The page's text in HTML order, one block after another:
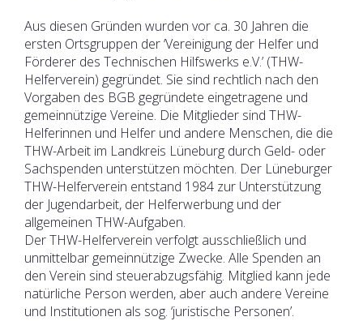
Aus diesen Gründen wurden vor ca. 30 Jahren die
ersten Ortsgruppen der ‘Vereinigung der Helfer und
Förderer des Technischen Hilfswerks e.V.’ (THW-
Helferverein) gegründet. Sie sind rechtlich nach den
Vorgaben des BGB gegründete eingetragene und
gemeinnützige Vereine. Die Mitglieder sind THW-
Helferinnen und Helfer und andere Menschen, die die
THW-Arbeit im Landkreis Lüneburg durch Geld- oder
Sachspenden unterstützen möchten. Der Lüneburger
THW-Helferverein entstand 1984 zur Unterstützung
der Jugendarbeit, der Helferwerbung und der
allgemeinen THW-Aufgaben.
Der THW-Helferverein verfolgt ausschließlich und
unmittelbar gemeinnützige Zwecke. Alle Spenden an
den Verein sind steuerabzugsfähig. Mitglied kann jede
natürliche Person werden, aber auch andere Vereine
und Institutionen als sog. ‘juristische Personen’.